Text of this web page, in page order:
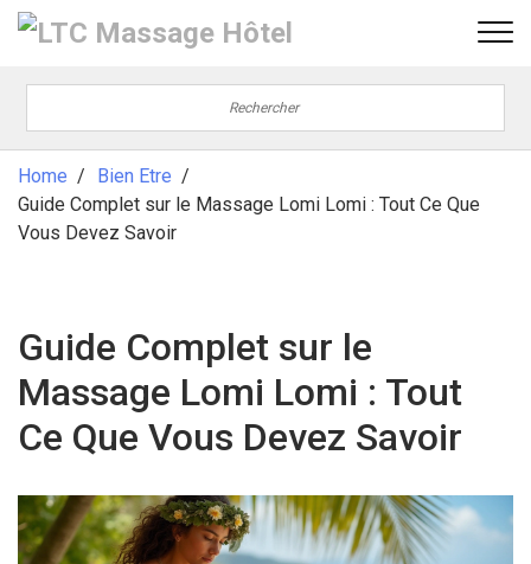
Home
Bien Etre
Guide Complet sur le Massage Lomi Lomi : Tout Ce Que
Vous Devez Savoir
Guide Complet sur le
Massage Lomi Lomi : Tout
Ce Que Vous Devez Savoir